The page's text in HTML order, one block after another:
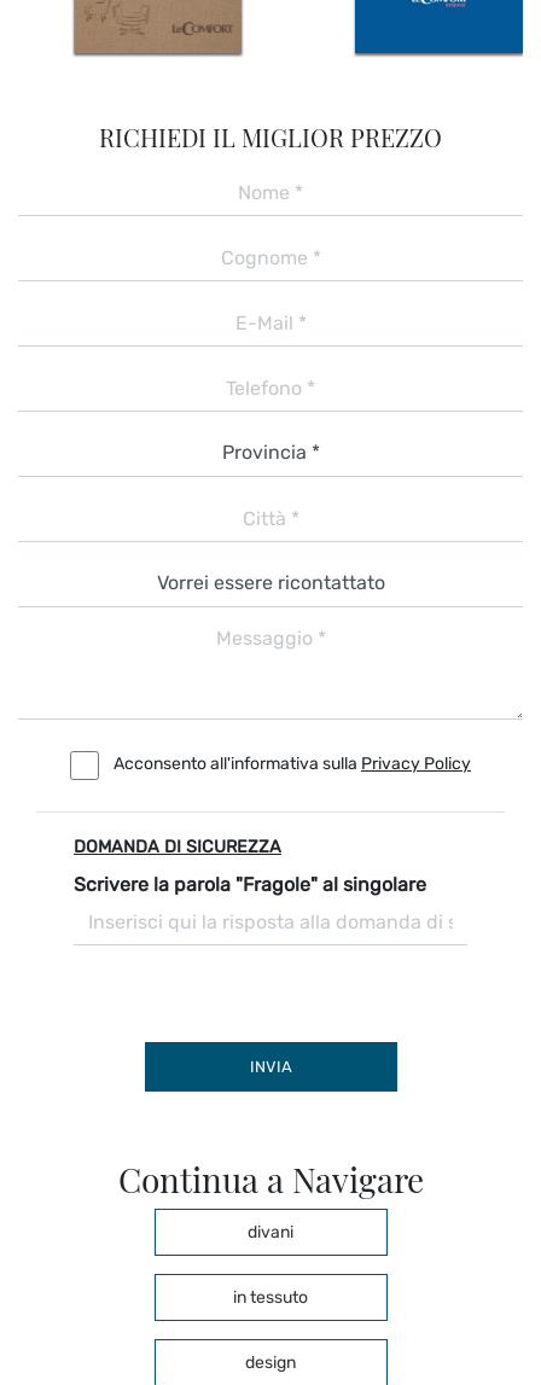
RICHIEDI IL MIGLIOR PREZZO
Acconsento all'informativa sulla Privacy Policy
DOMANDA DI SICUREZZA
Scrivere la parola "Fragole" al singolare
INVIA
Continua a Navigare
divani
in tessuto
design